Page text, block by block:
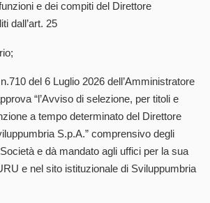
e dei compiti del Direttore
dall’art. 25
del 6 Luglio 2026 dell’Amministratore
“l’Avviso di selezione, per titoli e
a tempo determinato del Direttore
S.p.A.” comprensivo degli
e dà mandato agli uffici per la sua
e nel sito istituzionale di Sviluppumbria